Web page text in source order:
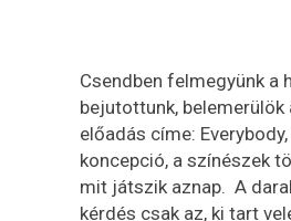
Csendben felmegyünk a
bejutottunk, belemerülök
előadás címe:
koncepció, a színészek
mit játszik aznap. A
kérdés csak az, ki tart